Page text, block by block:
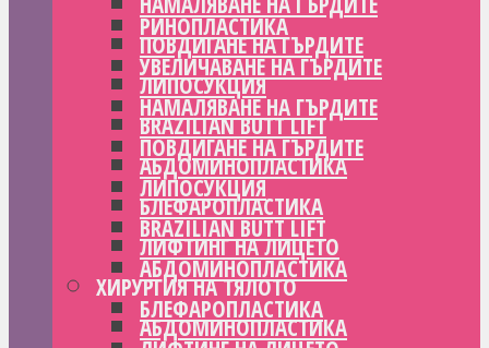
ПОВДИГАНЕ НА ГЪРДИТЕ
ЛИПОСУКЦИЯ
BRAZILIAN BUTT LIFT
АБДОМИНОПЛАСТИКА
БЛЕФАРОПЛАСТИКА
ЛИФТИНГ НА ЛИЦЕТО
ХИРУРГИЯ НА ТЯЛОТО
АБДОМИНОПЛАСТИКА
РИНОПЛАСТИКА
УВЕЛИЧАВАНЕ НА ГЪРДИТЕ
НАМАЛЯВАНЕ НА ГЪРДИТЕ
ПОВДИГАНЕ НА ГЪРДИТЕ
ЛИПОСУКЦИЯ
BRAZILIAN BUTT LIFT
АБДОМИНОПЛАСТИКА
БЛЕФАРОПЛАСТИКА